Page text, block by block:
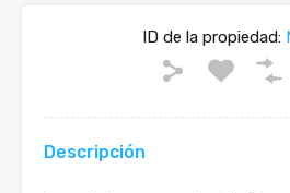
ID de la propiedad:
Descripción